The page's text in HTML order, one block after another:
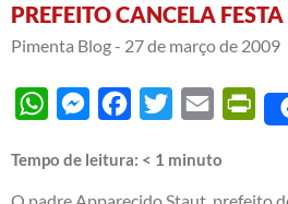
PREFEITO CANCELA
Pimenta Blog - 27 de março de 2009
WhatsAppMessengerFacebook
Twitter Email
Tempo de leitura: < 1 minuto